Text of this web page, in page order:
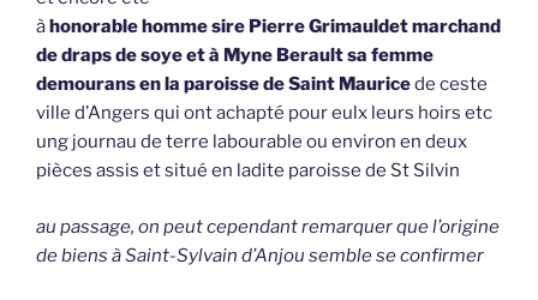
àhonorable homme sire Pierre Grimauldet marchand
de draps de soye et à Myne Berault sa femme
demourans en la paroisse de Saint Mauricede ceste
ville d’Angers qui ont achapté pour eulx leurs hoirs etc
ung journau de terre labourable ou environ en deux
pièces assis et situé en ladite paroisse de St Silvin
au passage, on peut cependant remarquer que l’origine
de biens à Saint-Sylvain d’Anjou semble se confirmer